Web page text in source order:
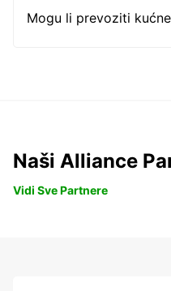
Mogu li prevoziti
Naši Alliance
Vidi Sve Partnere